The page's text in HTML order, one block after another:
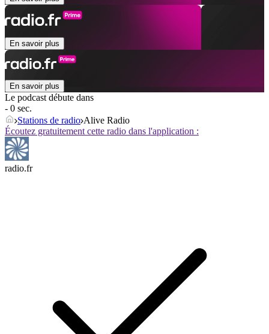
En savoir plus
En savoir plus
Le podcast débute dans
- 0 sec.
Stations de radio Alive Radio
Écoutez gratuitement cette radio dans l'application :
radio.fr